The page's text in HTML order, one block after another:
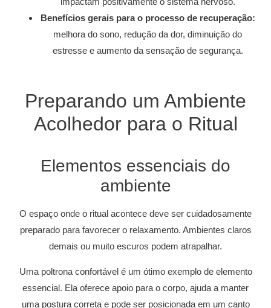
Benefícios gerais para o processo de recuperação:
melhora do sono, redução da dor, diminuição do
estresse e aumento da sensação de segurança.
Preparando um Ambiente
Acolhedor para o Ritual
Elementos essenciais do
ambiente
O espaço onde o ritual acontece deve ser cuidadosamente
preparado para favorecer o relaxamento. Ambientes claros
demais ou muito escuros podem atrapalhar.
Uma poltrona confortável é um ótimo exemplo de elemento
essencial. Ela oferece apoio para o corpo, ajuda a manter
uma postura correta e pode ser posicionada em um canto